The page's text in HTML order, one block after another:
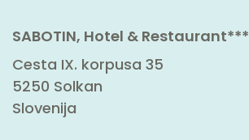
SABOTIN, Hotel & Restaurant***
Cesta IX. korpusa 35
5250 Solkan
Slovenija